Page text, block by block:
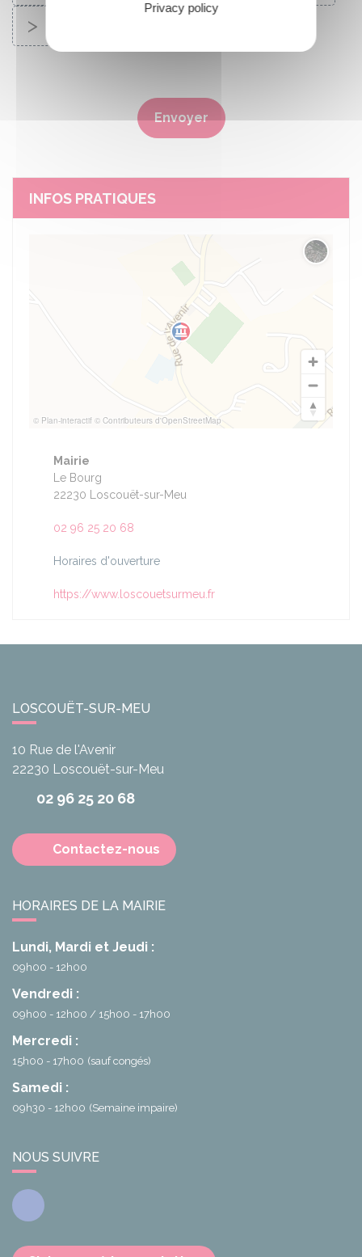
>
Envoyer
INFOS PRATIQUES
© Plan-interactif © Contributeurs d'OpenStreetMap
Mairie
Le Bourg
22230 Loscouët-sur-Meu
02 96 25 20 68
Horaires d'ouverture
https://www.loscouetsurmeu.fr
LOSCOUËT-SUR-MEU
10 Rue de l'Avenir
22230 Loscouët-sur-Meu
02 96 25 20 68
Contactez-nous
HORAIRES DE LA MAIRIE
Lundi, Mardi et Jeudi :
09h00 - 12h00
Vendredi :
09h00 - 12h00 15h00 - 17h00
Mercredi :
15h00 - 17h00 (sauf congés)
Samedi :
09h30 - 12h00 (Semaine impaire)
NOUS SUIVRE
Facebook
Privacy policy